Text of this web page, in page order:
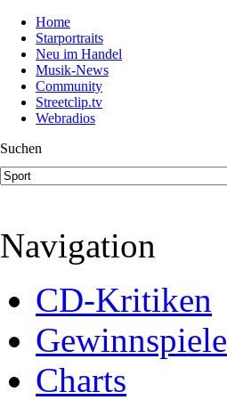
Home
Starportraits
Neu im Handel
Musik-News
Community
Streetclip.tv
Webradios
Suchen
Navigation
CD-Kritiken
Gewinnspiele
Charts